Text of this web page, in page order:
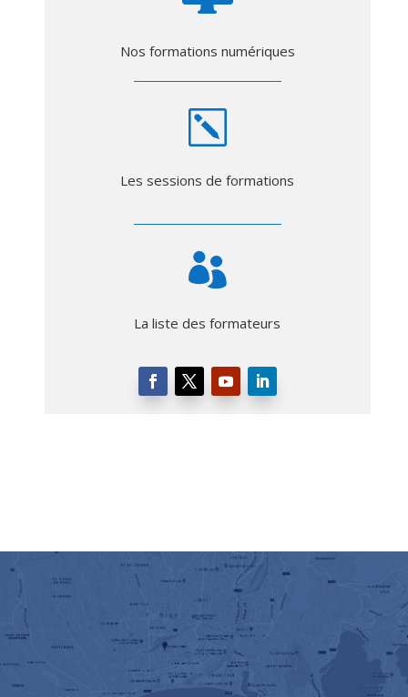
Nos formations numériques
k
Les sessions de formations

La liste des formateurs